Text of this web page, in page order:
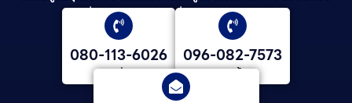
ยื่นวีซ่า และดูแลต่อเนื่องจนจบการศึกษา
080-113-6026
คุณ ปลาย
096-082-7573
คุณต้น